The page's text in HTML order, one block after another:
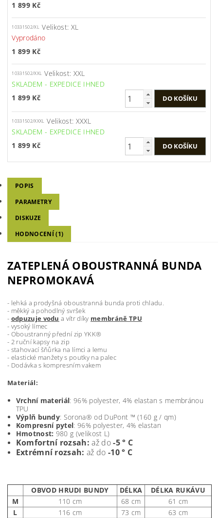
1 899 Kč
10331502/XL Velikost: XL
Vyprodáno
1 899 Kč
10331502/XXL Velikost: XXL
SKLADEM - EXPEDICE IHNED
1 899 Kč
10331502/XXXL Velikost: XXXL
SKLADEM - EXPEDICE IHNED
1 899 Kč
POPIS
PARAMETRY
DISKUZE
HODNOCENÍ (1)
ZATEPLENÁ OBOUSTRANNÁ BUNDA
NEPROMOKAVÁ
- lehká a prodyšná oboustranná bunda proti chladu.
- měkký a pohodlný svršek
- odpuzuje vodu a vítr díky membráně TPU
- vysoký límec
- Oboustranný přední zip YKK®
- 2 ruční kapsy na zip
- stahovací šňůrka na límci a lemu
- elastické manžety s poutky na palec
- Dodávka s kompresním vakem
Materiál:
Vrchní materiál: 96% polyester, 4% elastan s membránou
TPU
Výplň bundy: Sorona® od DuPont ™ (160 g / qm)
Kompresní pytel: 96% polyester, 4% elastan
Hmotnost: 980 g (velikost L)
Komfortní rozsah: až do-5 ° C
Extrémní rozsah:až do -10 ° C
OBVOD HRUDI BUNDY DÉLKA
DÉLKA RUKÁVU
M
110 cm 68 cm
61 cm
L
116 cm 73 cm
63 cm